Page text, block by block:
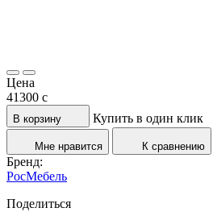
Цена
41300 c
В корзину Купить в один клик
Мне нравится К сравнению
Бренд:
РосМебель
Поделиться